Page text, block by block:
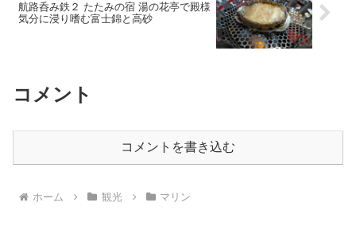
航路呑み鉄２ たたみの宿 湯の花亭で殿様
気分に浸り嗜む富士錦と高砂
コメント
コメントを書き込む
ホーム 観光 マリン